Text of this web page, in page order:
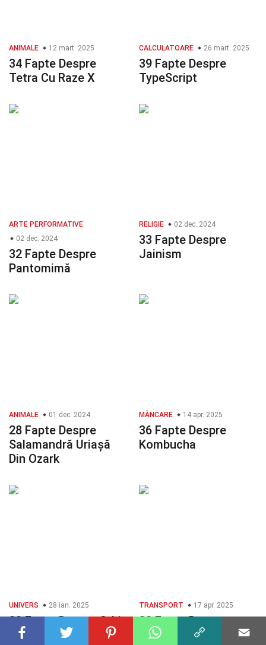
ANIMALE 12 mart. 2025
34 Fapte Despre
Tetra Cu Raze X
CALCULATOARE 26 mart. 2025
39 Fapte Despre
TypeScript
ARTE PERFORMATIVE
02 dec. 2024
32 Fapte Despre
Pantomimă
RELIGIE 02 dec. 2024
33 Fapte Despre
Jainism
ANIMALE 01 dec. 2024
28 Fapte Despre
Salamandră Uriașă
Din Ozark
MÂNCARE 14 apr. 2025
36 Fapte Despre
Kombucha
UNIVERS 28 ian. 2025
30 Fapte Despre Orbit
TRANSPORT 17 apr. 2025
30 Fapte Despre
Rezvani Tank